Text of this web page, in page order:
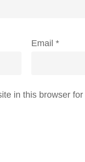
Email *
in this browser